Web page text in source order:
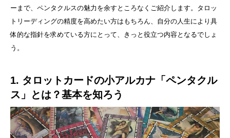
ーまで、ペンタクルスの魅力を余すところなくご紹介します。タロッ
トリーディングの精度を高めたい方はもちろん、自分の人生により具
体的な指針を求めている方にとって、きっと役立つ内容となるでしょ
う。
1. タロットカードの小アルカナ「ペンタクル
ス」とは？基本を知ろう